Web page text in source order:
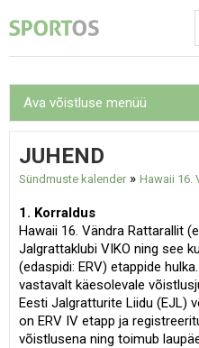
Ava võistluse menüü
JUHEND
Sündmuste kalender » Hawaii 16.
1. Korraldus
Hawaii 16. Vändra Rattarallit
Jalgrattaklubi VIKO ning see
(edaspidi: ERV) etappide
vastavalt käesolevale
Eesti Jalgratturite Liidu (EJL)
on ERV IV etapp ja
võistlusena ning toimub